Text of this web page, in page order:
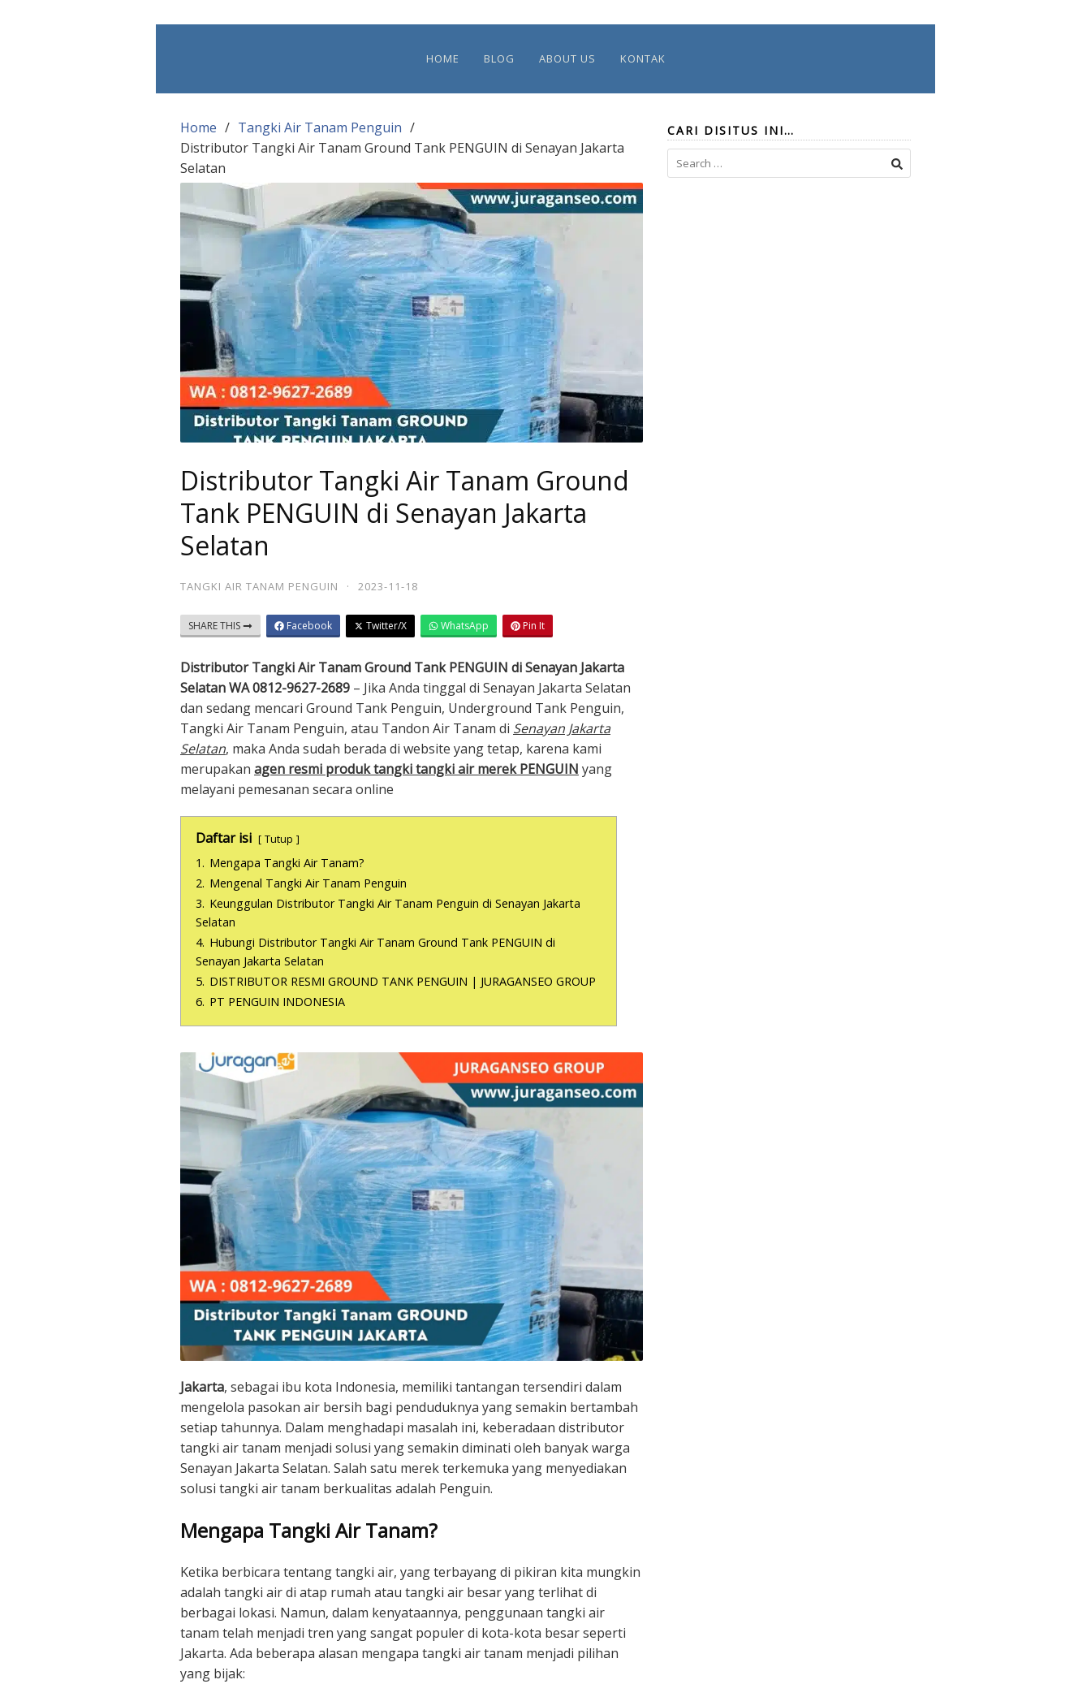
HOME BLOG ABOUT US KONTAK
Home
Tangki Air Tanam Penguin
Distributor Tangki Air Tanam Ground Tank PENGUIN di Senayan Jakarta
Selatan
Distributor Tangki Air Tanam Ground
Tank PENGUIN di Senayan Jakarta
Selatan
TANGKI AIR TANAM PENGUIN · 2023-11-18
SHARE THIS Facebook Twitter/X WhatsApp Pin It
Distributor Tangki Air Tanam Ground Tank PENGUIN di Senayan Jakarta
Selatan WA 0812-9627-2689 – Jika Anda tinggal di Senayan Jakarta Selatan
dan sedang mencari Ground Tank Penguin, Underground Tank Penguin,
Tangki Air Tanam Penguin, atau Tandon Air Tanam di Senayan Jakarta
Selatan, maka Anda sudah berada di website yang tetap, karena kami
merupakan agen resmi produk tangki tangki air merek PENGUIN yang
melayani pemesanan secara online
Daftar isi Tutup
1. Mengapa Tangki Air Tanam?
2. Mengenal Tangki Air Tanam Penguin
3. Keunggulan Distributor Tangki Air Tanam Penguin di Senayan Jakarta
Selatan
4. Hubungi Distributor Tangki Air Tanam Ground Tank PENGUIN di
Senayan Jakarta Selatan
5. DISTRIBUTOR RESMI GROUND TANK PENGUIN | JURAGANSEO GROUP
6. PT PENGUIN INDONESIA
Jakarta, sebagai ibu kota Indonesia, memiliki tantangan tersendiri dalam
mengelola pasokan air bersih bagi penduduknya yang semakin bertambah
setiap tahunnya. Dalam menghadapi masalah ini, keberadaan distributor
tangki air tanam menjadi solusi yang semakin diminati oleh banyak warga
Senayan Jakarta Selatan. Salah satu merek terkemuka yang menyediakan
solusi tangki air tanam berkualitas adalah Penguin.
Mengapa Tangki Air Tanam?
Ketika berbicara tentang tangki air, yang terbayang di pikiran kita mungkin
adalah tangki air di atap rumah atau tangki air besar yang terlihat di
berbagai lokasi. Namun, dalam kenyataannya, penggunaan tangki air
tanam telah menjadi tren yang sangat populer di kota-kota besar seperti
Jakarta. Ada beberapa alasan mengapa tangki air tanam menjadi pilihan
yang bijak:
CARI DISITUS INI…
Search
for: